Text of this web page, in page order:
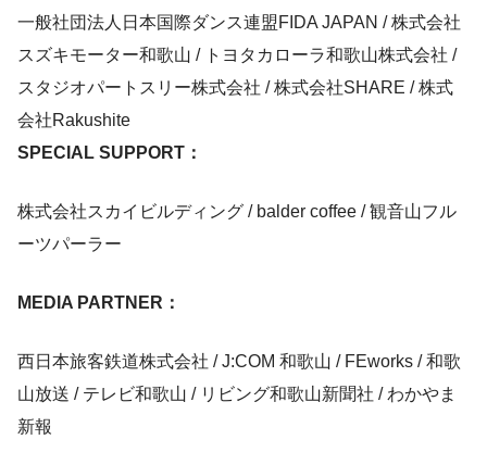
一般社団法人日本国際ダンス連盟FIDA JAPAN / 株式会社
スズキモーター和歌山 / トヨタカローラ和歌山株式会社 /
スタジオパートスリー株式会社 / 株式会社SHARE / 株式
会社Rakushite
SPECIAL SUPPORT：
株式会社スカイビルディング / balder coffee / 観音山フル
ーツパーラー
MEDIA PARTNER：
西日本旅客鉄道株式会社 / J:COM 和歌山 / FEworks / 和歌
山放送 / テレビ和歌山 / リビング和歌山新聞社 / わかやま
新報